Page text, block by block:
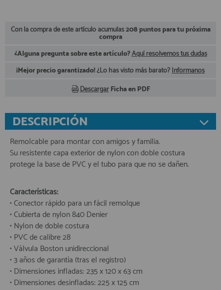
910 51 49 87 Solo para
Whatsapp
info@francobordo.com
Con la compra de este artículo acumulas208 puntos para tu próxima
compra
¿Alguna pregunta sobre este artículo?Aquí resolvemos tus dudas
¡Mejor precio garantizado!¿Lo has visto más barato?Infórmanos
Descargar Ficha en PDF
DESCRIPCIÓN
Remolcable para montar con amigos y familia.
Su resistente capa exterior de nylon con doble costura
protege la base de PVC y el tubo para que no se dañen.
Características:
• Conector rápido para un fácil remolque
• Cubierta de nylon 840 Denier
• Nylon de doble costura
• PVC de calibre 28
• Válvula Boston unidireccional
• 3 años de garantía (tras el registro)
• Dimensiones infladas: 235 x 120 x 63 cm
• Dimensiones desinfladas: 225 x 125 cm